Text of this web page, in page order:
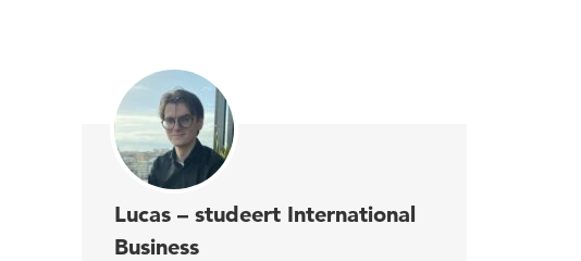
Lucas – studeert International
Business